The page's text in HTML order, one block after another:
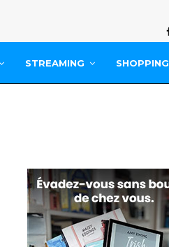
STREAMING SHOPPING